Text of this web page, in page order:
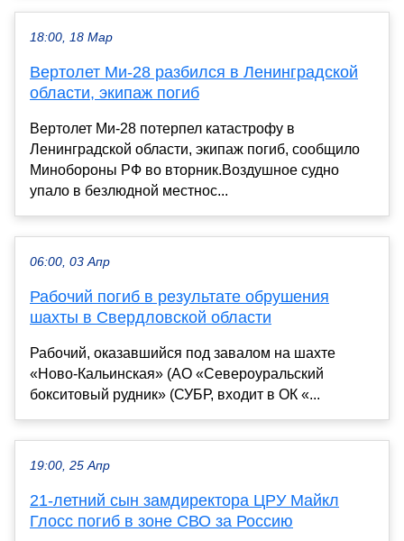
18:00, 18 Мар
Вертолет Ми-28 разбился в Ленинградской
области, экипаж погиб
Вертолет Ми-28 потерпел катастрофу в
Ленинградской области, экипаж погиб, сообщило
Минобороны РФ во вторник.Воздушное судно
упало в безлюдной местнос...
06:00, 03 Апр
Рабочий погиб в результате обрушения
шахты в Свердловской области
Рабочий, оказавшийся под завалом на шахте
«Ново-Кальинская» (АО «Североуральский
бокситовый рудник» (СУБР, входит в ОК «...
19:00, 25 Апр
21-летний сын замдиректора ЦРУ Майкл
Глосс погиб в зоне СВО за Россию